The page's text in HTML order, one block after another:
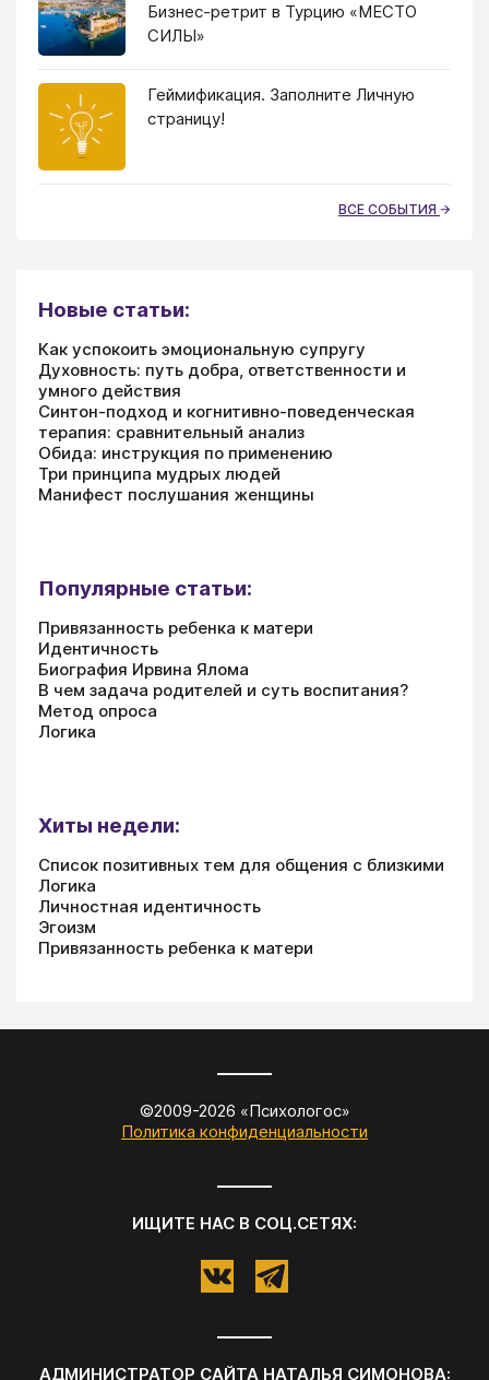
Бизнес-ретрит в Турцию «МЕСТО
СИЛЫ»
Геймификация. Заполните Личную
страницу!
ВСЕ СОБЫТИЯ
Новые статьи:
Как успокоить эмоциональную супругу
Духовность: путь добра, ответственности и
умного действия
Синтон-подход и когнитивно-поведенческая
терапия: сравнительный анализ
Обида: инструкция по применению
Три принципа мудрых людей
Манифест послушания женщины
Популярные статьи:
Привязанность ребенка к матери
Идентичность
Биография Ирвина Ялома
В чем задача родителей и суть воспитания?
Метод опроса
Логика
Хиты недели:
Список позитивных тем для общения с близкими
Логика
Личностная идентичность
Эгоизм
Привязанность ребенка к матери
©2009-2026 «Психологос»
Политика конфиденциальности
ИЩИТЕ НАС В СОЦ.СЕТЯХ:
АДМИНИСТРАТОР САЙТА НАТАЛЬЯ СИМОНОВА: